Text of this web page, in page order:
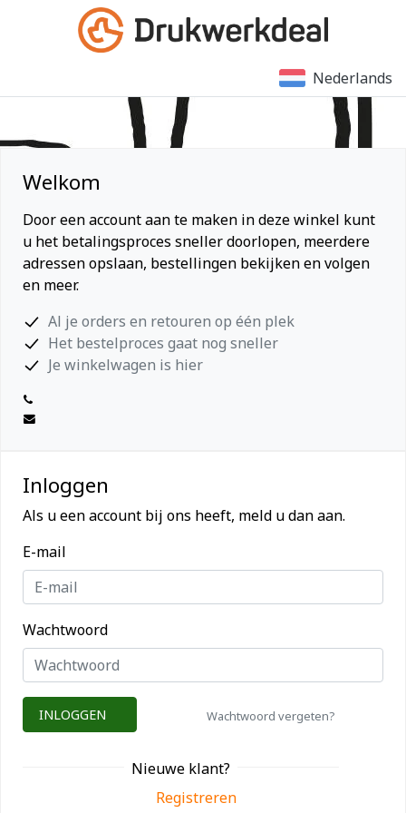
Nederlands
Welkom
Door een account aan te maken in deze winkel kunt
u het betalingsproces sneller doorlopen, meerdere
adressen opslaan, bestellingen bekijken en volgen
en meer.
Al je orders en retouren op één plek
Het bestelproces gaat nog sneller
Je winkelwagen is hier
Inloggen
Als u een account bij ons heeft, meld u dan aan.
E-mail
Wachtwoord
INLOGGEN Wachtwoord vergeten?
Nieuwe klant?
Registreren